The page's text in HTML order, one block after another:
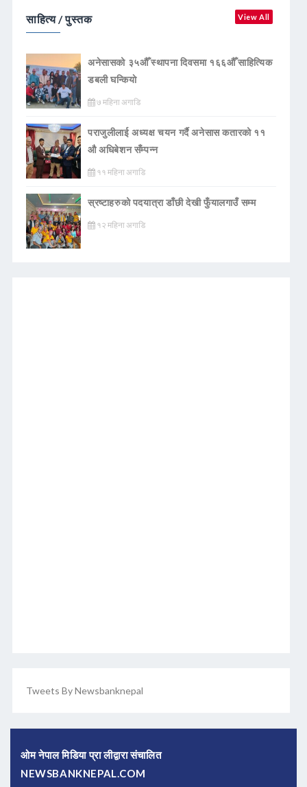
साहित्य / पुस्तक View All
अनेसासको ३५औँ स्थापना दिवसमा १६६औँ साहित्यिक
डबली घन्कियाे
७ महिना अगाडि
पराजुलीलाई अध्यक्ष चयन गर्दै अनेसास कतारको ११
औ अधिबेशन सँम्पन्न
११ महिना अगाडि
स्रष्टाहरुको पदयात्रा डाँछी देखी फुँयालगाउँ सम्म
१२ महिना अगाडि
Tweets By Newsbanknepal
ओम नेपाल मिडिया प्रा लीद्वारा संचालित
NEWSBANKNEPAL.COM